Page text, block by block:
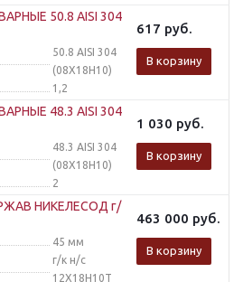
50.8 AISI 304
50.8 AISI 304
(08Х18Н10)
1,2
617 руб.
В корзину
48.3 AISI 304
48.3 AISI 304
(08Х18Н10)
2
1 030 руб.
В корзину
НИКЕЛЕСОД г/
45 мм
г/к н/с
12Х18Н10Т
463 000 руб.
В корзину